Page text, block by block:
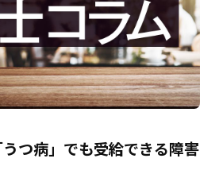
つ病」でも受給できる障害